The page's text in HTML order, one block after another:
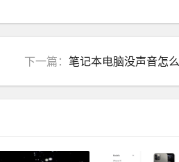
下一篇： 笔记本电脑没声音怎么办